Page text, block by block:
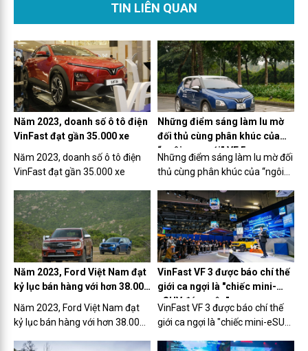
TIN LIÊN QUAN
Năm 2023, doanh số ô tô điện
VinFast đạt gần 35.000 xe
Năm 2023, doanh số ô tô điện
VinFast đạt gần 35.000 xe
Những điểm sáng làm lu mờ
đối thủ cùng phân khúc của
“ngôi sao mới” VF 5
Những điểm sáng làm lu mờ đối
thủ cùng phân khúc của “ngôi
Năm 2023, Ford Việt Nam đạt
kỷ lục bán hàng với hơn 38.000
Năm 2023, Ford Việt Nam đạt
kỷ lục bán hàng với hơn 38.000
VinFast VF 3 được báo chí thế
giới ca ngợi là "chiếc mini-
eSUV đáng yêu"
VinFast VF 3 được báo chí thế
giới ca ngợi là "chiếc mini-eSUV